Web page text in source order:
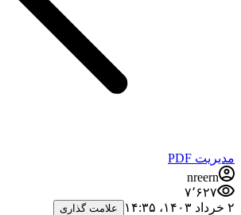
مدیریت PDF
nreern
۷٬۶۲۷
۲ خرداد ۱۴۰۳،‏ ۱۴:۳۵
علامت گذاری